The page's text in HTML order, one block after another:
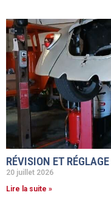
RÉVISION ET
20 juillet 2026
Lire la suite »